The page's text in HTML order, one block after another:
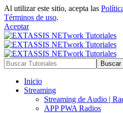
Al utilizar este sitio, acepta las
Términos de uso.
Aceptar
Inicio
Streaming
Streaming de Audio |
APP PWA Radios